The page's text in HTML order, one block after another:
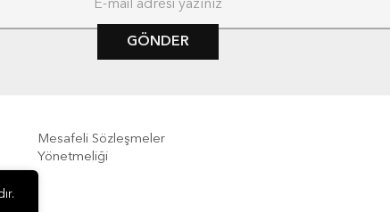
GÖNDER
Mesafeli Sözleşmeler
Yönetmeliği